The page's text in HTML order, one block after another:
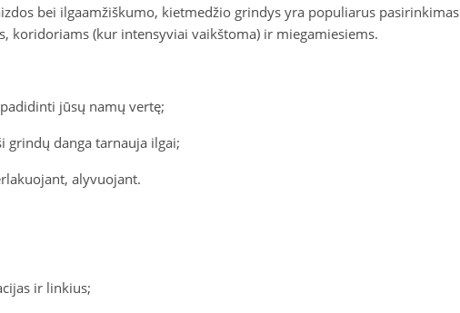
bei ilgaamžiškumo, kietmedžio grindys yra populiarus pasirinkimas
koridoriams (kur intensyviai vaikštoma) ir miegamiesiems.
jūsų namų vertę;
grindų danga tarnauja ilgai;
alyvuojant.
ir linkius;